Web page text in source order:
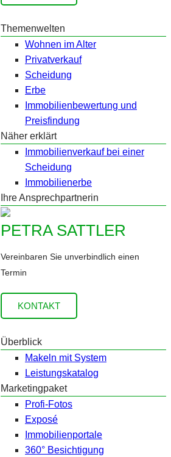
Themenwelten
Wohnen im Alter
Privatverkauf
Scheidung
Erbe
Immobilienbewertung und
Preisfindung
Näher erklärt
Immobilienverkauf bei einer
Scheidung
Immobilienerbe
Ihre Ansprechpartnerin
PETRA SATTLER
Vereinbaren Sie unverbindlich einen
Termin
KONTAKT
Überblick
Makeln mit System
Leistungskatalog
Marketingpaket
Profi-Fotos
Exposé
Immobilienportale
360° Besichtigung